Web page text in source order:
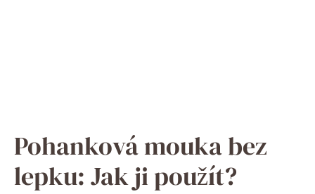
Pohanková mouka bez
lepku: Jak ji použít?